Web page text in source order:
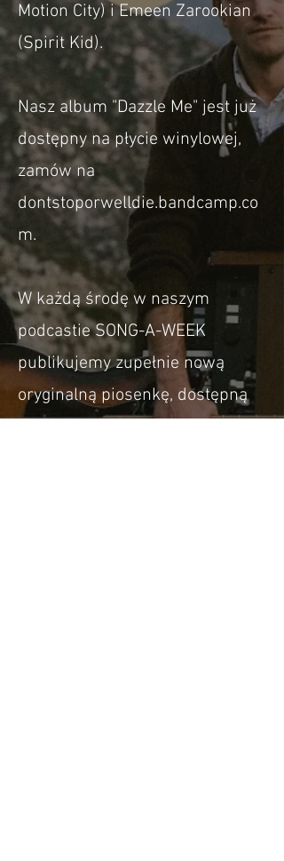
Motion City) i Emeen Zarookian
(Spirit Kid).
Nasz album "Dazzle Me" jest już
dostępny na płycie winylowej,
zamów na
dontstoporwelldie.bandcamp.co
m.
W każdą środę w naszym
podcastie SONG-A-WEEK
publikujemy zupełnie nową
oryginalną piosenkę, dostępną